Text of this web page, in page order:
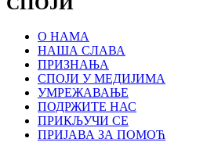
О НАМА
НАША СЛАВА
ПРИЗНАЊА
СПОЈИ У МЕДИЈИМА
УМРЕЖАВАЊЕ
ПОДРЖИТЕ НАС
ПРИКЉУЧИ СЕ
ПРИЈАВА ЗА ПОМОЋ